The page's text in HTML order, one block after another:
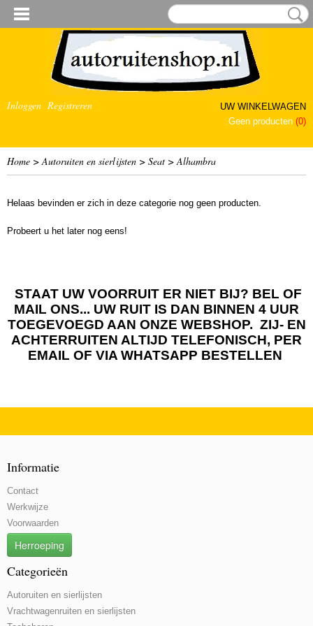
Inloggen Registreren
UW WINKELWAGEN
Geen producten (0)
Home >Autoruiten en sierlijsten > Seat >Alhambra
Helaas bevinden er zich in deze categorie nog geen producten.
Probeert u het later nog eens!
STAAT UW VOORRUIT ER NIET BIJ? BEL OF
MAIL ONS... UW RUIT IS DAN BINNEN 4 UUR
TOEGEVOEGD AAN ONZE WEBSHOP. ZIJ- EN
ACHTERRUITEN ALTIJD TELEFONISCH, PER
EMAIL OF VIA WHATSAPP BESTELLEN
Informatie
Contact
Werkwijze
Voorwaarden
Herroeping
Categorieën
Autoruiten en sierlijsten
Vrachtwagenruiten en sierlijsten